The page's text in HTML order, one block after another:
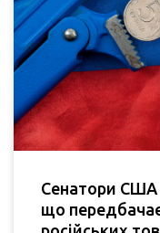
Сенатори США
що